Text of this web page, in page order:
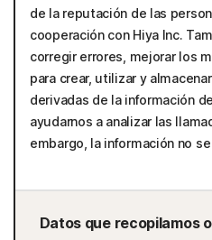
de la reputación de las
cooperación con Hiya Inc.
corregir errores, mejorar los
para crear, utilizar y
derivadas de la información
ayudarnos a analizar las
embargo, la información no
Datos que recopilamos